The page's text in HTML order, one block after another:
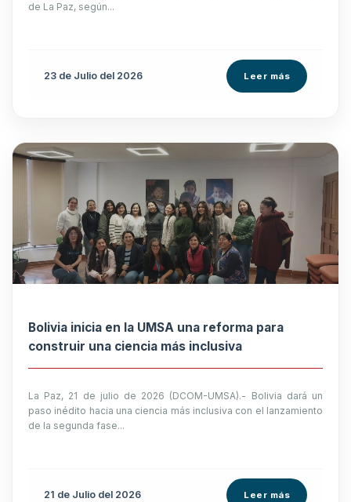
de La Paz, según...
23 de Julio del 2026 Leer más
Bolivia inicia en la UMSA una reforma para
construir una ciencia más inclusiva
La Paz, 21 de julio de 2026 (DCOM-UMSA).- Bolivia dará un
paso inédito hacia una ciencia más inclusiva con el lanzamiento
de la segunda fase...
21 de Julio del 2026 Leer más